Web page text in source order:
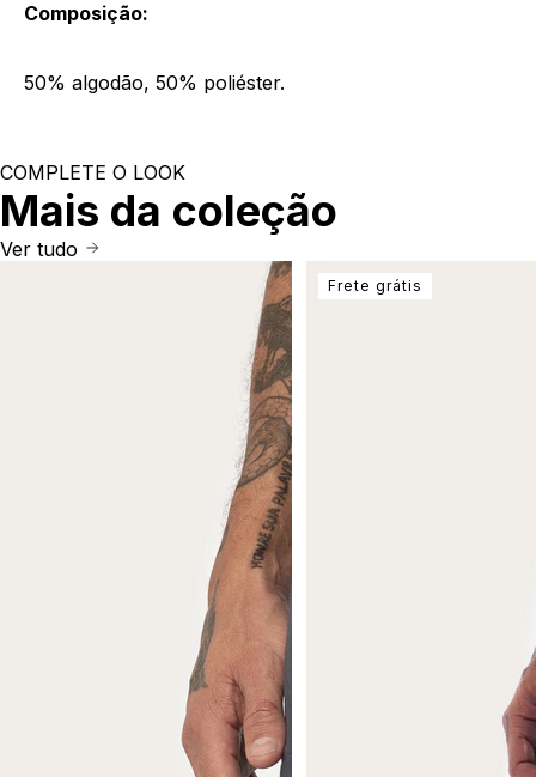
Composição:
50% algodão, 50% poliéster.
COMPLETE O LOOK
Mais da coleção
Ver tudo
Frete grátis